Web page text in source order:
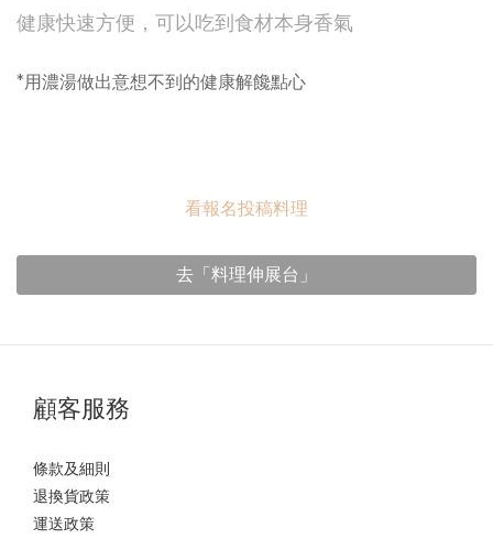
健康快速方便，可以吃到食材本身香氣
*用濃湯做出意想不到的健康解饞點心
看報名投稿料理
去「料理伸展台」
顧客服務
條款及細則
退換貨政策
運送政策